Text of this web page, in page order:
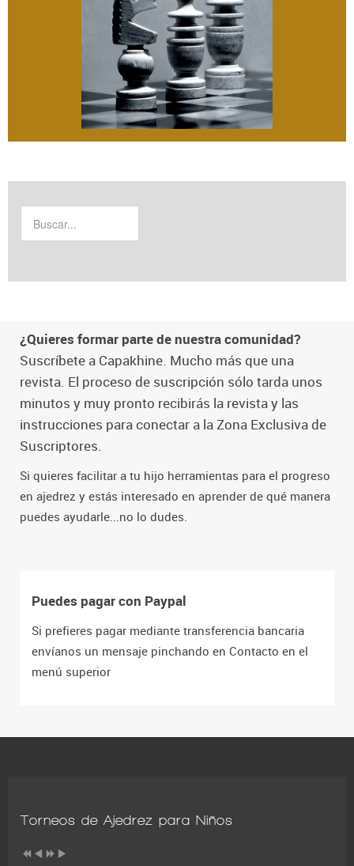
¿Quieres formar parte de nuestra comunidad?
Suscríbete a Capakhine. Mucho más que una
revista. El proceso de suscripción sólo tarda unos
minutos y muy pronto recibirás la revista y las
instrucciones para conectar a la Zona Exclusiva de
Suscriptores.
Si quieres facilitar a tu hijo herramientas para el progreso
en ajedrez y estás interesado en aprender de qué manera
puedes ayudarle...no lo dudes.
Puedes pagar con Paypal
Si prefieres pagar mediante transferencia bancaria
envíanos un mensaje pinchando en Contacto en el
menú superior
Torneos de Ajedrez para Niños